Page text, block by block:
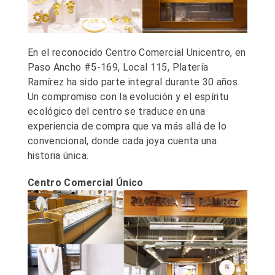
En el reconocido Centro Comercial Unicentro, en
Paso Ancho #5-169, Local 115, Platería
Ramírez ha sido parte integral durante 30 años.
Un compromiso con la evolución y el espíritu
ecológico del centro se traduce en una
experiencia de compra que va más allá de lo
convencional, donde cada joya cuenta una
historia única.
Centro Comercial Único